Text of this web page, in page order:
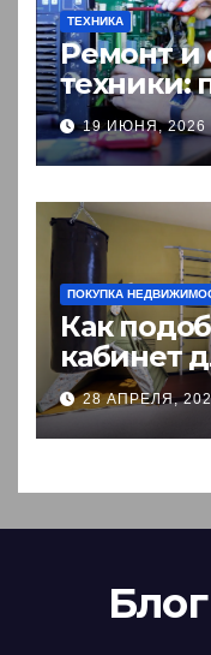
ТЕХНИКА
Ремонт и
техники:
выгоднее
19 ИЮНЯ, 2026
ПОКУПКА
Как
кабинет
28 АПРЕЛЯ,